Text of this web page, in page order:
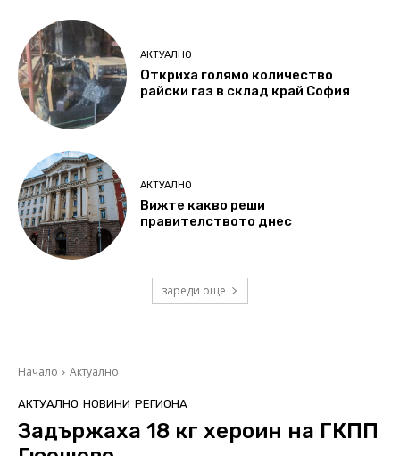
АКТУАЛНО
Откриха голямо количество
райски газ в склад край София
АКТУАЛНО
Вижте какво реши
правителството днес
зареди още